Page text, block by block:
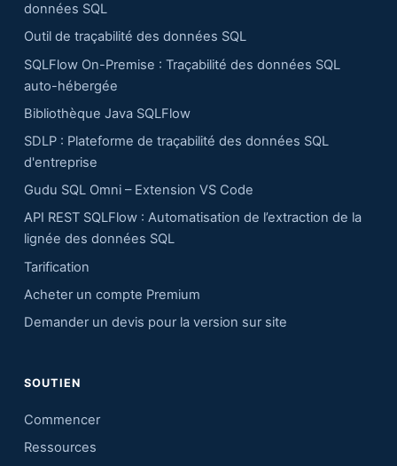
données SQL
Outil de traçabilité des données SQL
SQLFlow On-Premise : Traçabilité des données SQL
auto-hébergée
Bibliothèque Java SQLFlow
SDLP : Plateforme de traçabilité des données SQL
d'entreprise
Gudu SQL Omni – Extension VS Code
API REST SQLFlow : Automatisation de l’extraction de la
lignée des données SQL
Tarification
Acheter un compte Premium
Demander un devis pour la version sur site
SOUTIEN
Commencer
Ressources